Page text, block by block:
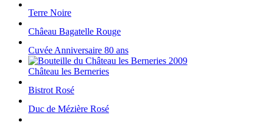
Terre Noire
Châeau Bagatelle Rouge
Cuvée Anniversaire 80 ans
Château les Berneries
Bistrot Rosé
Duc de Mézière Rosé